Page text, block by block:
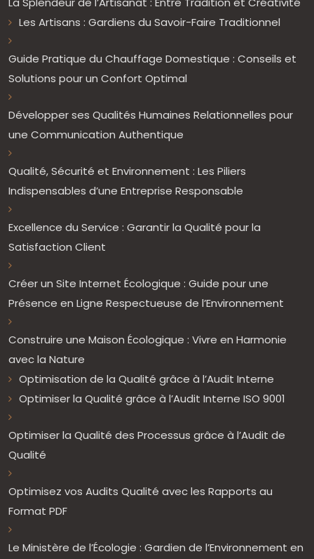
Les Artisans : Gardiens du Savoir-Faire Traditionnel
Guide Pratique du Chauffage Domestique : Conseils et
Solutions pour un Confort Optimal
Développer ses Qualités Humaines Relationnelles pour
une Communication Authentique
Qualité, Sécurité et Environnement : Les Piliers
Indispensables d’une Entreprise Responsable
Excellence du Service : Garantir la Qualité pour la
Satisfaction Client
Créer un Site Internet Écologique : Guide pour une
Présence en Ligne Respectueuse de l’Environnement
Construire une Maison Écologique : Vivre en Harmonie
avec la Nature
Optimisation de la Qualité grâce à l’Audit Interne
Optimiser la Qualité grâce à l’Audit Interne ISO 9001
Optimiser la Qualité des Processus grâce à l’Audit de
Qualité
Optimisez vos Audits Qualité avec les Rapports au
Format PDF
Le Ministère de l’Écologie : Gardien de l’Environnement en